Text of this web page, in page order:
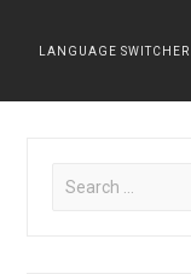
LANGUAGE SWITCHER